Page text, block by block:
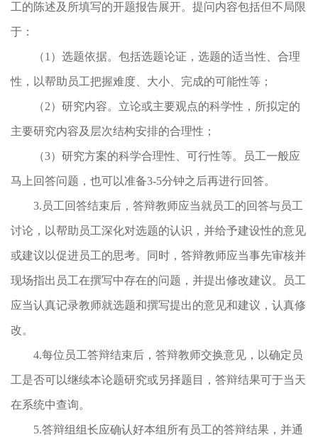
工的陈述及所填写的开题报告展开。提问内容包括但不局限
于：
（1 ）选题依据。包括选题论证，选题的适当性、合理
性，以帮助员工把握难度、大小、完成的可能性等；
（2）研究内容。立论或主要观点的科学性，所拟定的
主要研究内容及层次结构安排的合理性；
（3）研究方案的科学合理性、可行性等。员工一般应
马上回答问题，也可以准备3-5分钟之后再进行回答。
3.员工回答结束后，答辩教师应当就员工的回答与员工
讨论，以帮助员工深化对选题的认识，并给予建设性的意见
或建议以促进员工的思考。同时，答辩教师应当事先审核并
现场指出员工在撰写中存在的问题，并提出修改建议。员工
应当认真记录教师就选题和撰写提出的意见和建议，认真修
改。
4.每位员工答辩结束后，答辩教师交换意见，以确定员
工是否可以继续本论题研究或另择题目，答辩结果可于当天
在系统中查询。
5.答辩组组长应确认好本组所有员工的答辩结果，并通